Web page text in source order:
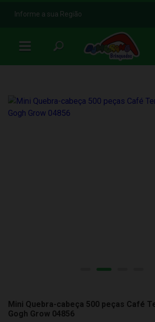
b
Informe a sua Região
Mini Quebra-cabeça 500 peças Café
Gogh Grow 04856